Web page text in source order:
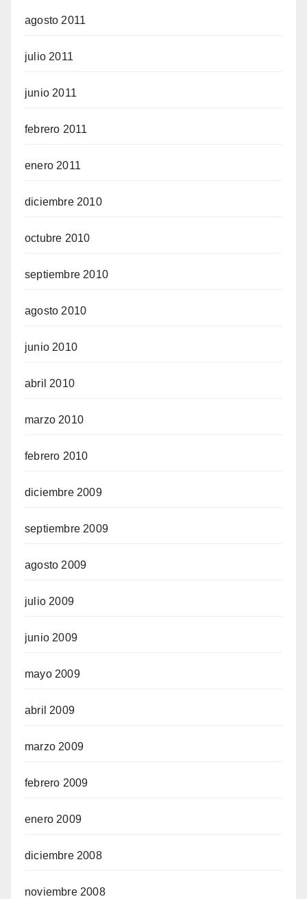
agosto 2011
julio 2011
junio 2011
febrero 2011
enero 2011
diciembre 2010
octubre 2010
septiembre 2010
agosto 2010
junio 2010
abril 2010
marzo 2010
febrero 2010
diciembre 2009
septiembre 2009
agosto 2009
julio 2009
junio 2009
mayo 2009
abril 2009
marzo 2009
febrero 2009
enero 2009
diciembre 2008
noviembre 2008